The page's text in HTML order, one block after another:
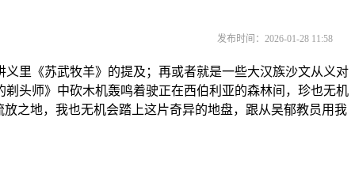
发布时间：2026-01-28 11:58
里《苏武牧羊》的提及；再或者就是一些大汉族沙文从义对
头师》中砍木机轰鸣着驶正在西伯利亚的森林间，珍也无机
之地，我也无机会踏上这片奇异的地盘，跟从吴郁教员用我